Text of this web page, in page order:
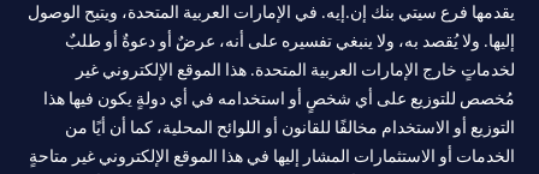
يقدمها فرع سيتي بنك إن.إيه. في الإمارات العربية المتحدة، ويتيح الوصول
إليها. ولا يُقصد به، ولا ينبغي تفسيره على أنه، عرضٌ أو دعوةٌ أو طلبٌ
لخدماتٍ خارج الإمارات العربية المتحدة. هذا الموقع الإلكتروني غير
مُخصص للتوزيع على أي شخصٍ أو استخدامه في أي دولةٍ يكون فيها هذا
التوزيع أو الاستخدام مخالفًا للقانون أو اللوائح المحلية، كما أن أيًا من
الخدمات أو الاستثمارات المشار إليها في هذا الموقع الإلكتروني غير متاحةٍ